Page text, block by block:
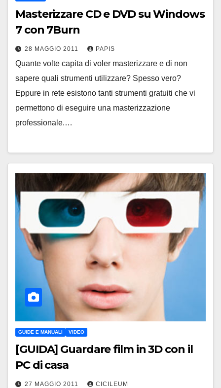
Masterizzare CD e DVD su Windows
7 con 7Burn
28 MAGGIO 2011 PAPIS
Quante volte capita di voler masterizzare e di non
sapere quali strumenti utilizzare? Spesso vero?
Eppure in rete esistono tanti strumenti gratuiti che vi
permettono di eseguire una masterizzazione
professionale.…
GUIDE E MANUALI VIDEO
[GUIDA] Guardare film in 3D con il
PC di casa
27 MAGGIO 2011 CICILEUM